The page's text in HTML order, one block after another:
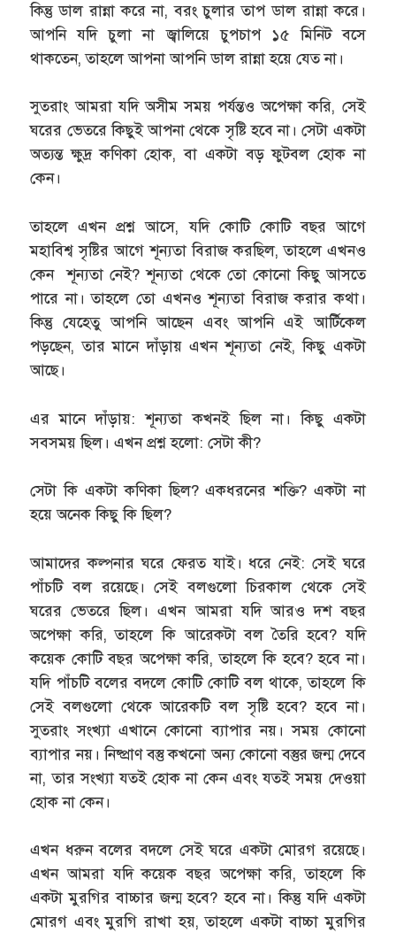
কিন্তু ডাল রান্না করে না, বরং চুলার তাপ ডাল রান্না করে।
আপনি যদি চুলা না জ্বালিয়ে চুপচাপ ১৫ মিনিট বসে
থাকতেন, তাহলে আপনা আপনি ডাল রান্না হয়ে যেত না।
সুতরাং আমরা যদি অসীম সময় পর্যন্তও অপেক্ষা করি, সেই
ঘরের ভেতরে কিছুই আপনা থেকে সৃষ্টি হবে না। সেটা একটা
অত্যন্ত ক্ষুদ্র কণিকা হোক, বা একটা বড় ফুটবল হোক না
কেন।
তাহলে এখন প্রশ্ন আসে, যদি কোটি কোটি বছর আগে
মহাবিশ্ব সৃষ্টির আগে শূন্যতা বিরাজ করছিল, তাহলে এখনও
কেন শূন্যতা নেই? শূন্যতা থেকে তো কোনো কিছু আসতে
পারে না। তাহলে তো এখনও শূন্যতা বিরাজ করার কথা।
কিন্তু যেহেতু আপনি আছেন এবং আপনি এই আর্টিকেল
পড়ছেন, তার মানে দাঁড়ায় এখন শূন্যতা নেই, কিছু একটা
আছে।
এর মানে দাঁড়ায়: শূন্যতা কখনই ছিল না। কিছু একটা
সবসময় ছিল। এখন প্রশ্ন হলো: সেটা কী?
সেটা কি একটা কণিকা ছিল? একধরনের শক্তি? একটা না
হয়ে অনেক কিছু কি ছিল?
আমাদের কল্পনার ঘরে ফেরত যাই। ধরে নেই: সেই ঘরে
পাঁচটি বল রয়েছে। সেই বলগুলো চিরকাল থেকে সেই
ঘরের ভেতরে ছিল। এখন আমরা যদি আরও দশ বছর
অপেক্ষা করি, তাহলে কি আরেকটা বল তৈরি হবে? যদি
কয়েক কোটি বছর অপেক্ষা করি, তাহলে কি হবে? হবে না।
যদি পাঁচটি বলের বদলে কোটি কোটি বল থাকে, তাহলে কি
সেই বলগুলো থেকে আরেকটি বল সৃষ্টি হবে? হবে না।
সুতরাং সংখ্যা এখানে কোনো ব্যাপার নয়। সময় কোনো
ব্যাপার নয়। নিষ্প্রাণ বস্তু কখনো অন্য কোনো বস্তুর জন্ম দেবে
না, তার সংখ্যা যতই হোক না কেন এবং যতই সময় দেওয়া
হোক না কেন।
এখন ধরুন বলের বদলে সেই ঘরে একটা মোরগ রয়েছে।
এখন আমরা যদি কয়েক বছর অপেক্ষা করি, তাহলে কি
একটা মুরগির বাচ্চার জন্ম হবে? হবে না। কিন্তু যদি একটা
মোরগ এবং মুরগি রাখা হয়, তাহলে একটা বাচ্চা মুরগির